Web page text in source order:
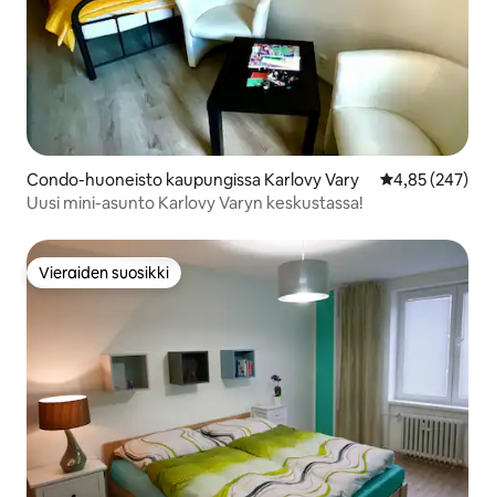
Condo-huoneisto kaupungissa Karlovy Vary
4,85 (247)
Uusi mini-asunto Karlovy Varyn keskustassa!
Vieraiden suosikki
Vieraiden suosikki